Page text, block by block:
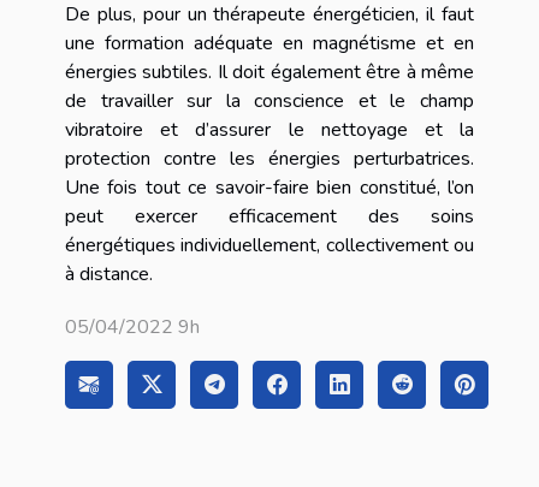
De plus, pour un thérapeute énergéticien, il faut
une formation adéquate en magnétisme et en
énergies subtiles. Il doit également être à même
de travailler sur la conscience et le champ
vibratoire et d’assurer le nettoyage et la
protection contre les énergies perturbatrices.
Une fois tout ce savoir-faire bien constitué, l’on
peut exercer efficacement des soins
énergétiques individuellement, collectivement ou
à distance.
05/04/2022 9h